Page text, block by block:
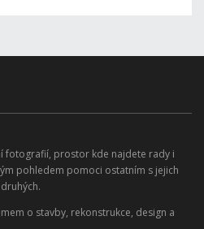
fotografií, prostor kde najdete rady i
pohledem pomoci ostatním s jejich
o stavby, rekonstrukce, design a